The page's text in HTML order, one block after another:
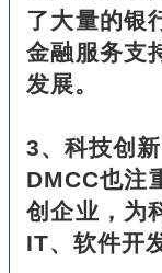
了大量的银
金融服务支
发展。
3、科技创新
DMCC也注
创企业，为
IT、软件开